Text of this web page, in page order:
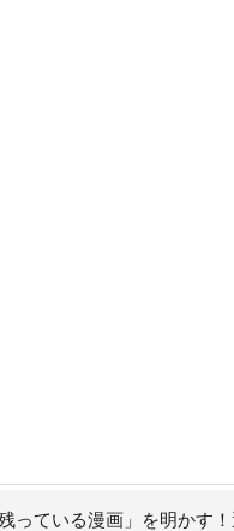
っている漫画」を明かす